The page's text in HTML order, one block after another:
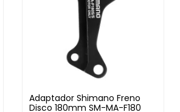
Adaptador Shimano Freno
Disco 180mm SM-MA-F180